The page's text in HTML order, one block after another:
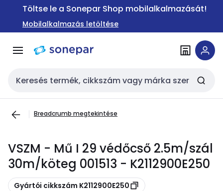
Ugrás a
Ugrás a
tartalomra
Töltse le a Sonepar Shop mobilalkalmazását!
Mobilalkalmazás letöltése
Keresési bemenet
Breadcrumb megtekintése
VSZM - Mű I 29 védőcső 2.5m/szál
30m/köteg 001513 - K2112900E250
Másolás
Gyártói cikkszám K2112900E250